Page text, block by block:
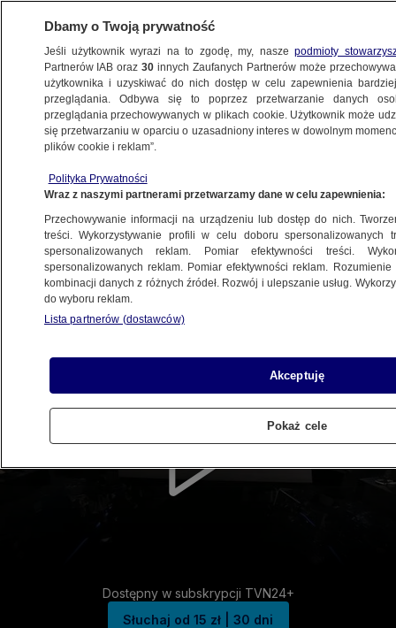
Dostępny w subskrypcji TVN24+
Słuchaj od 15 zł | 30 dni
Dbamy o Twoją prywatność
Jeśli użytkownik wyrazi na to zgodę, my, naszepodmioty
Partnerów IAB oraz30 innych Zaufanych Partnerów może
użytkownika i uzyskiwać do nich dostęp w celu zapewnienia
przeglądania. Odbywa się to poprzez przetwarzanie danych
przeglądania przechowywanych w plikach cookie. Użytkownik może
się przetwarzaniu w oparciu o uzasadniony interes w dowolnym
plików cookie i reklam”.
Polityka Prywatności
Wraz z naszymi partnerami przetwarzamy dane w celu zapewnienia:
Przechowywanie informacji na urządzeniu lub dostęp do nich.
treści. Wykorzystywanie profili w celu doboru spersonalizowanych
spersonalizowanych reklam. Pomiar efektywności treści.
spersonalizowanych reklam. Pomiar efektywności reklam.
kombinacji danych z różnych źródeł. Rozwój i ulepszanie usług.
do wyboru reklam.
Lista partnerów (dostawców)
Akceptuję
Pokaż cele